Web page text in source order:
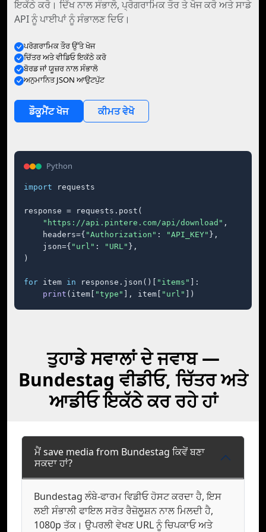
ਇਕੱਠੇ ਕਰੋ। ਦਿੱਖ ਨਾਲ ਸੰਭਾਲੋ, ਪ੍ਰੋਗਰਾਮਿਕ ਤੌਰ ਤੇ ਖੋਜ ਕਰੋ ਅਤੇ ਸਾਡੇ
API ਨੂੰ ਪਾਈਪਾਂ ਨੂੰ ਸੰਭਾਲਣ ਦਿਓ।
ਪਰੋਗਰਾਮਿਕ ਤੌਰ ਉੱਤੇ ਖੋਜ
ਚਿੱਤਰ ਅਤੇ ਵੀਡਿਓ ਇਕੱਠੇ ਕਰੋ
ਬੋਰਡ ਜਾਂ ਯੂਜ਼ਰ ਨਾਲ ਸੰਭਾਲੋ
ਅਨੁਮਾਨਿਤ JSON ਆਉਟਪੁੱਟ
ਡੌਕੂਮੈਂਟ ਖੋਜ ਕੀਮਤ ਵੇਖੋ
Python
import requests
response = requests.post(
"https://api.pintere.com/api/download" ,
    headers={
"Authorization" : "API_KEY" },
    json={
"url" : "URL" },
)
for item in response.json()[ "items"
]:
print (item[ "type" ], item[ "url" ])
ਤੁਹਾਡੇ ਸਵਾਲਾਂ ਦੇ ਜਵਾਬ —
Bundestag ਵੀਡੀਓ, ਚਿੱਤਰ ਅਤੇ
ਆਡੀਓ ਇਕੱਠੇ ਕਰ ਰਹੇ ਹਾਂ
ਮੈਂ save media from Bundestag ਕਿਵੇਂ ਬਣਾ
ਸਕਦਾ ਹਾਂ?
Bundestag ਲੰਬੇ-ਫਾਰਮ ਵਿਡੀਓ ਹੋਸਟ ਕਰਦਾ ਹੈ, ਇਸ
ਲਈ ਸੰਭਾਲੀ ਫਾਇਲ ਸਰੋਤ ਰੈਜ਼ੋਲੂਸ਼ਨ ਨਾਲ ਮਿਲਦੀ ਹੈ,
1080p ਤੱਕ। ਉਪਰਲੀ ਵੇਖਣ URL ਨੂੰ ਚਿਪਕਾਓ ਅਤੇ